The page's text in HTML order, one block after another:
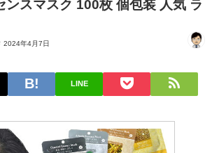
ンスマスク 100枚 個包装 人気 ラ
2024年4月7日
LINE